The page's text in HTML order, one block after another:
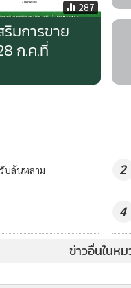
287
มการขาย
ก.ค.ที่
รับล้นหลาม 2
4
ข่าวอื่นในห